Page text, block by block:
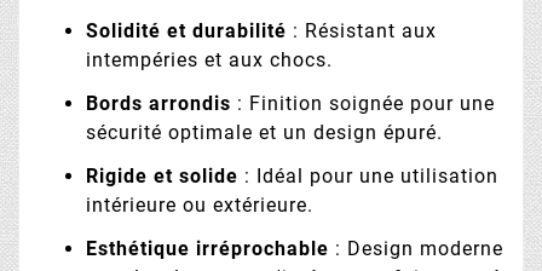
Solidité et durabilité : Résistant aux
intempéries et aux chocs.
Bords arrondis : Finition soignée pour une
sécurité optimale et un design épuré.
Rigide et solide : Idéal pour une utilisation
intérieure ou extérieure.
Esthétique irréprochable : Design moderne